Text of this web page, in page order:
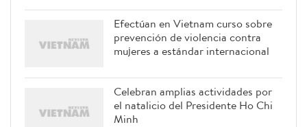
Efectúan en Vietnam curso sobre
prevención de violencia contra
mujeres a estándar internacional
Celebran amplias actividades por
el natalicio del Presidente Ho Chi
Minh